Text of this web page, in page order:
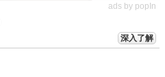
ads by popIn
深入了解